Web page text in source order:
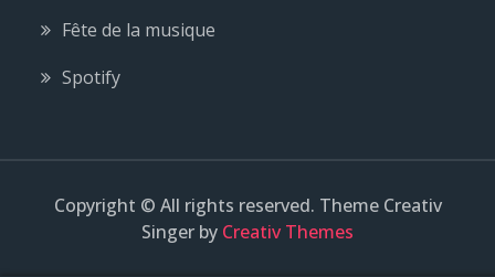
Fête de la musique
Spotify
Copyright © All rights reserved. Theme Creativ
Singer by Creativ Themes